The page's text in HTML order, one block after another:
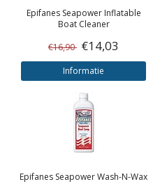
EpifanesSeapower Inflatable
Boat Cleaner
€16,90 €14,03
Informatie
Epifanes Seapower Wash-N-Wax